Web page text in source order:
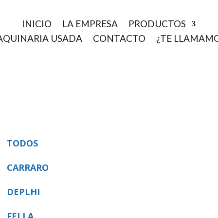
INICIO LA EMPRESA
PRODUCTOS
USADA
CONTACTO ¿TE
TODOS
CARRARO
DEPLHI